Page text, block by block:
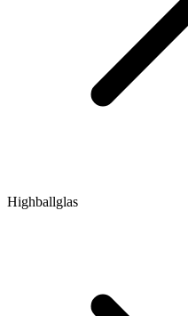
Highballglas